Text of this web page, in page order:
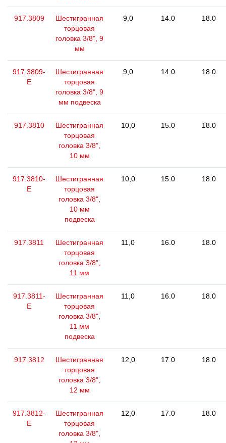
917.3809
Шестигранная
торцовая
головка 3/8", 9
мм
9,0 14.0 18.0
917.3809-
E
Шестигранная
торцовая
головка 3/8", 9
мм подвеска
9,0 14.0 18.0
917.3810
Шестигранная
торцовая
головка 3/8",
10 мм
10,0 15.0 18.0
917.3810-
E
Шестигранная
торцовая
головка 3/8",
10 мм
подвеска
10,0 15.0 18.0
917.3811
Шестигранная
торцовая
головка 3/8",
11 мм
11,0 16.0 18.0
917.3811-
E
Шестигранная
торцовая
головка 3/8",
11 мм
подвеска
11,0 16.0 18.0
917.3812
Шестигранная
торцовая
головка 3/8",
12 мм
12,0 17.0 18.0
917.3812-
E
Шестигранная
торцовая
головка 3/8",
12,0 17.0 18.0